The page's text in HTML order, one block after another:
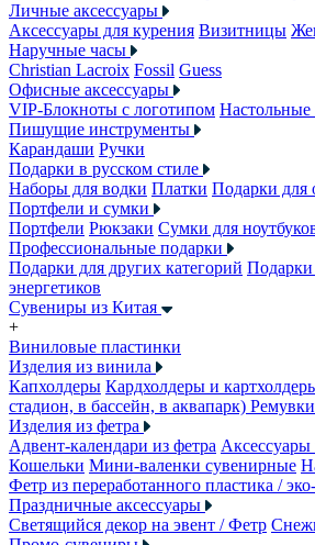
Личные аксессуары
Аксессуары для курения Визитницы
Наручные часы
Christian Lacroix Fossil Guess
Офисные аксессуары
VIP-Блокноты с логотипом
Пишущие инструменты
Карандаши Ручки
Подарки в русском стиле
Наборы для водки Платки Подарки для
Портфели и сумки
Портфели Рюкзаки Сумки для
Профессиональные подарки
Подарки для других категорий Подарки
энергетиков
Сувениры из Китая
+
Виниловые пластинки
Изделия из винила
Капхолдеры Кардхолдеры и
стадион, в бассейн, в аквапарк)
Изделия из фетра
Адвент-календари из фетра Аксессуары
Кошельки Мини-валенки сувенирные
Фетр из переработанного пластика /
Праздничные аксессуары
Светящийся декор на эвент / Фетр